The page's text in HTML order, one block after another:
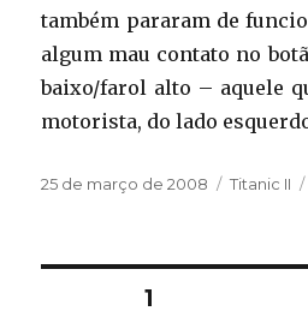
também pararam de
algum mau contato no
baixo/farol alto – aquele
motorista, do lado
Publicado
25 de março de 2008 Titanic II
Paginação
PÁGINA1